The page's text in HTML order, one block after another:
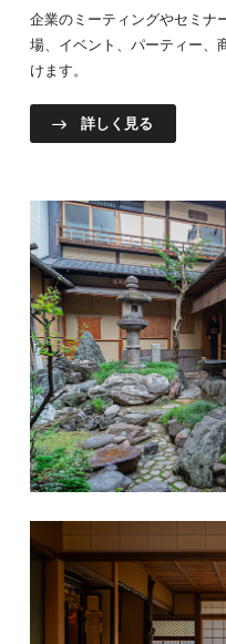
企業のミーティングやセミナ
場、イベント、パーティー、
けます。
詳しく見る